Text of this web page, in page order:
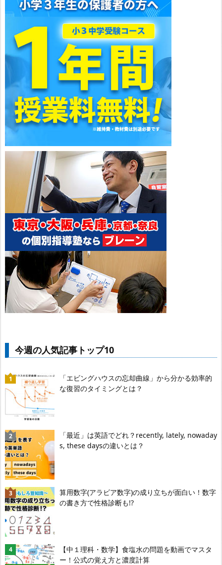
今週の人気記事トップ10
「エビングハウスの忘却曲線」から分かる効率的
な復習のタイミングとは？
「最近」は英語でどれ？recently, lately, nowaday
s, these daysの違いとは？
算用数字(アラビア数字)の成り立ちが面白い！数字
の書き方で性格診断も!?
【中１理科・数学】食塩水の問題を動画でマスタ
ー！公式の覚え方と濃度計算